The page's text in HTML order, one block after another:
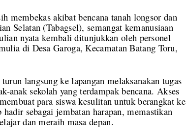
membekas akibat bencana tanah longsor dan
Selatan (Tabagsel), semangat kemanusiaan
nyata kembali ditunjukkan oleh personel
di Desa Garoga, Kecamatan Batang Toru,
langsung ke lapangan melaksanakan tugas
anak sekolah yang terdampak bencana. Akses
para siswa kesulitan untuk berangkat ke
sebagai jembatan harapan, memastikan
dan meraih masa depan.